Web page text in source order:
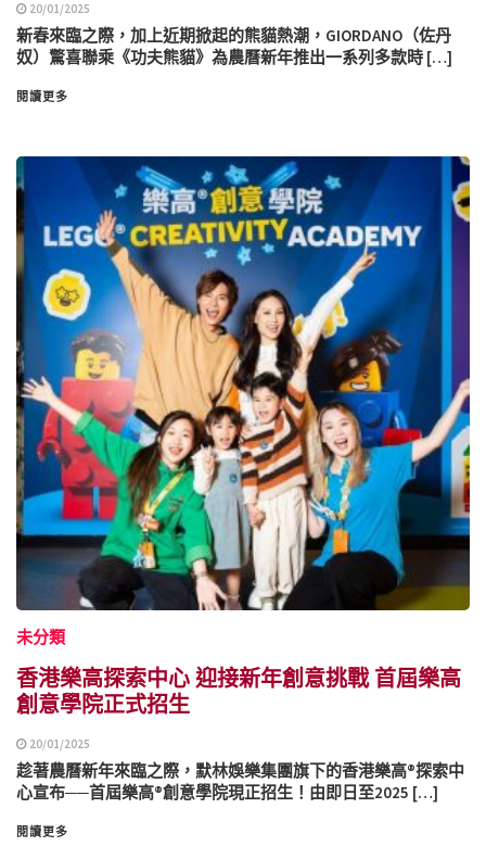
20/01/2025
新春來臨之際，加上近期掀起的熊貓熱潮，GIORDANO（佐丹
奴）驚喜聯乘《功夫熊貓》為農曆新年推出一系列多款時 […]
閱讀更多
未分類
香港樂高探索中心 迎接新年創意挑戰 首屆樂高
創意學院正式招生
20/01/2025
趁著農曆新年來臨之際，默林娛樂集團旗下的香港樂高®探索中
心宣布──首屆樂高®創意學院現正招生！由即日至2025 […]
閱讀更多